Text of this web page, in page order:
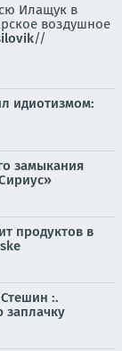
Илащук в
воздушное
//
идиотизмом:
замыкания
продуктов в
:.
заплачку